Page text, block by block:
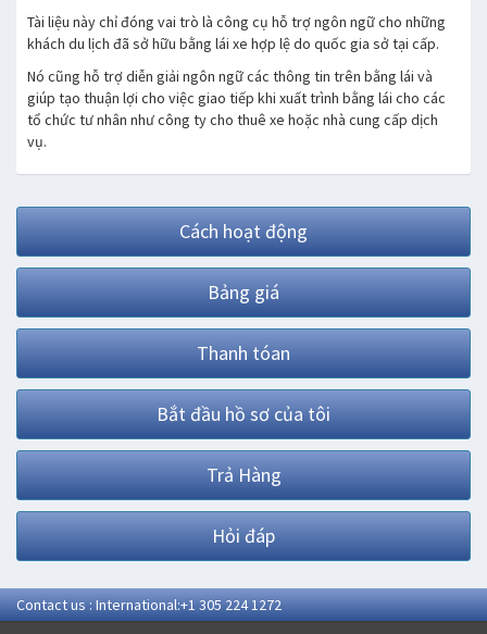
Tài liệu này chỉ đóng vai trò là công cụ hỗ trợ ngôn ngữ cho những
khách du lịch đã sở hữu bằng lái xe hợp lệ do quốc gia sở tại cấp.
Nó cũng hỗ trợ diễn giải ngôn ngữ các thông tin trên bằng lái và
giúp tạo thuận lợi cho việc giao tiếp khi xuất trình bằng lái cho các
tổ chức tư nhân như công ty cho thuê xe hoặc nhà cung cấp dịch
vụ.
Cách hoạt động
Bảng giá
Thanh tóan
Bắt đầu hồ sơ của tôi
Trả Hàng
Hỏi đáp
Contact us : International:+1 305 224 1272